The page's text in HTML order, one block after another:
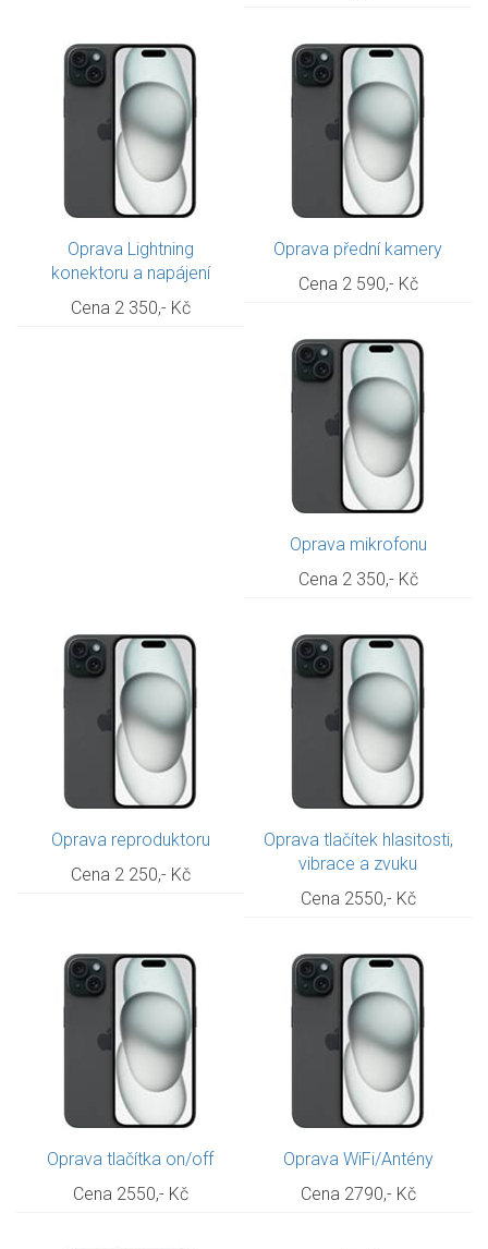
Oprava Lightning
konektoru a napájení
Cena 2 350,- Kč
Oprava přední kamery
Cena 2 590,- Kč
Oprava mikrofonu
Cena 2 350,- Kč
Oprava reproduktoru
Cena 2 250,- Kč
Oprava tlačítek hlasitosti,
vibrace a zvuku
Cena 2550,- Kč
Oprava tlačítka on/off
Cena 2550,- Kč
Oprava WiFi/Antény
Cena 2790,- Kč